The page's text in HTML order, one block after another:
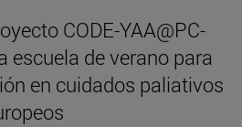
CODE-YAA@PC-
escuela de verano para
en cuidados paliativos